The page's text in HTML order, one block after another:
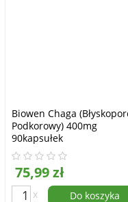
Biowen Chaga
Podkorowy) 400mg
90kapsułek
75,99 zł
x Do koszyka